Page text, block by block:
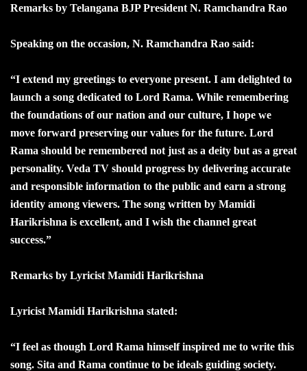
Remarks by Telangana BJP President N. Ramchandra Rao
Speaking on the occasion, N. Ramchandra Rao said:
“I extend my greetings to everyone present. I am delighted to
launch a song dedicated to Lord Rama. While remembering
the foundations of our nation and our culture, I hope we
move forward preserving our values for the future. Lord
Rama should be remembered not just as a deity but as a great
personality. Veda TV should progress by delivering accurate
and responsible information to the public and earn a strong
identity among viewers. The song written by Mamidi
Harikrishna is excellent, and I wish the channel great
success.”
Remarks by Lyricist Mamidi Harikrishna
Lyricist Mamidi Harikrishna stated:
“I feel as though Lord Rama himself inspired me to write this
song. Sita and Rama continue to be ideals guiding society.